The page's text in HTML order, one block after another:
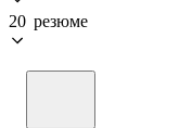
20 резюме